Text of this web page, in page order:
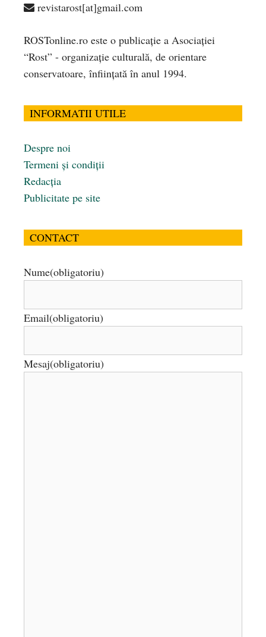
revistarost[at]gmail.com
ROSTonline.ro este o publicaţie a Asociaţiei
“Rost” - organizaţie culturală, de orientare
conservatoare, înfiinţată în anul 1994.
INFORMATII UTILE
Despre noi
Termeni și condiții
Redacția
Publicitate pe site
CONTACT
Nume(obligatoriu)
Email(obligatoriu)
Mesaj(obligatoriu)